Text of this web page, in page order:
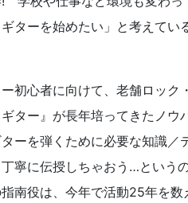
ギターを始めたい」と考えてい
初心者に向けて、老舗ロック
ギター』が長年培ってきたノウ
ーを弾くために必要な知識／
丁寧に伝授しちゃおう…という
南役は、今年で活動25年を数